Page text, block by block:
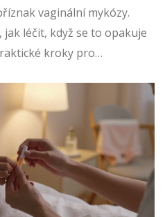
vaginální mykózy.
léčit, když se to opakuje
kroky pro